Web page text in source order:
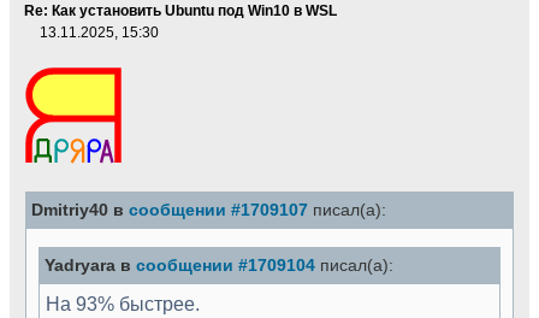
Re: Как установить Ubuntu под Win10 в WSL
13.11.2025, 15:30
Dmitriy40 в сообщении #1709107 писал(а):
Yadryara в сообщении #1709104 писал(а):
На 93% быстрее.